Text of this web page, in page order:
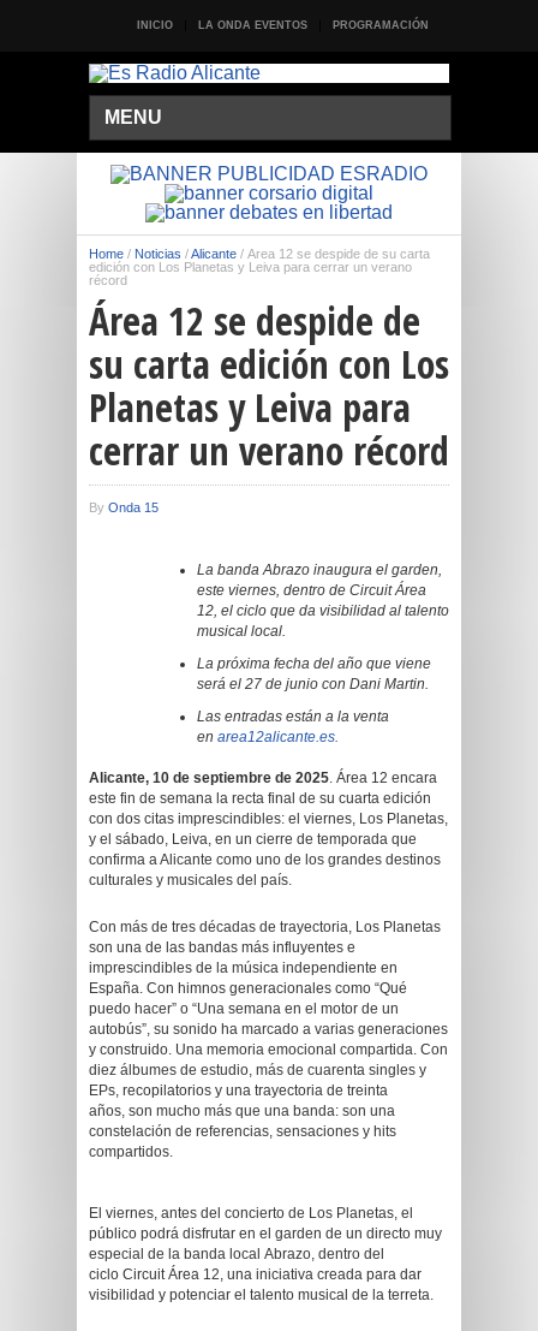
INICIO LA ONDA EVENTOS PROGRAMACIÓN
MENU
Home / Noticias /Alicante / Área 12 se despide de su carta
edición con Los Planetas y Leiva para cerrar un verano
récord
Área 12 se despide de
su carta edición con Los
Planetas y Leiva para
cerrar un verano récord
By Onda 15
La banda Abrazo inaugura el garden,
este viernes, dentro de Circuit Área
12, el ciclo que da visibilidad al talento
musical local.
La próxima fecha del año que viene
será el 27 de junio con Dani Martin.
Las entradas están a la venta
en area12alicante.es.
Alicante, 10 de septiembre de 2025. Área 12 encara
este fin de semana la recta final de su cuarta edición
con dos citas imprescindibles: el viernes, Los Planetas,
y el sábado, Leiva, en un cierre de temporada que
confirma a Alicante como uno de los grandes destinos
culturales y musicales del país.
Con más de tres décadas de trayectoria, Los Planetas
son una de las bandas más influyentes e
imprescindibles de la música independiente en
España. Con himnos generacionales como “Qué
puedo hacer” o “Una semana en el motor de un
autobús”, su sonido ha marcado a varias generaciones
y construido. Una memoria emocional compartida. Con
diez álbumes de estudio, más de cuarenta singles y
EPs, recopilatorios y una trayectoria de treinta
años, son mucho más que una banda: son una
constelación de referencias, sensaciones y hits
compartidos.
El viernes, antes del concierto de Los Planetas, el
público podrá disfrutar en el garden de un directo muy
especial de la banda local Abrazo, dentro del
ciclo Circuit Área 12, una iniciativa creada para dar
visibilidad y potenciar el talento musical de la terreta.